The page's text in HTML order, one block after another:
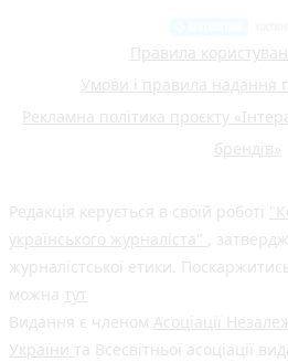
Правила
Умови і правила надання
Рекламна політика проєкту
брендів»
Редакція керується в своїй роботі
українського журналіста" ,
журналістської етики. Поскаржитись
можна тут
Видання є членом Асоціації
України та Всесвітньої асоціації